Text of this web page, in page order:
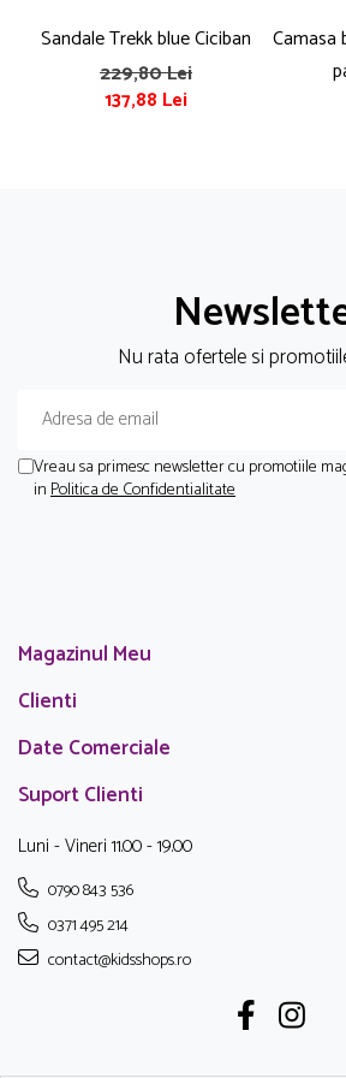
Sandale Trekk blue Ciciban
229,80 Lei
137,88 Lei
Camasa
Nu rata ofertele si
Vreau sa primesc newsletter cu promotiile
inPolitica de Confidentialitate
Magazinul Meu
Clienti
Date Comerciale
Suport Clienti
Luni - Vineri 11.00 - 19.00
0790 843 536
0371 495 214
contact@kidsshops.ro